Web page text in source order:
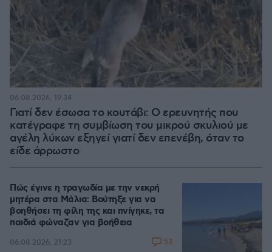
Γιατί δεν έσωσα το κουτάβι: Ο ερευνητής που
κατέγραφε τη συμβίωση του μικρού σκυλιού με
αγέλη λύκων εξηγεί γιατί δεν επενέβη, όταν το
είδε άρρωστο
06.08.2026, 19:34
Πώς έγινε η τραγωδία με την νεκρή
μητέρα στα Μάλια: Βούτηξε για να
βοηθήσει τη φίλη της και πνίγηκε, τα
παιδιά φώναζαν για βοήθεια
06.08.2026, 21:23 53